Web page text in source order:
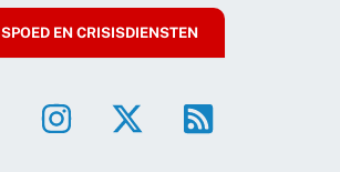
SPOED EN CRISISDIENSTEN